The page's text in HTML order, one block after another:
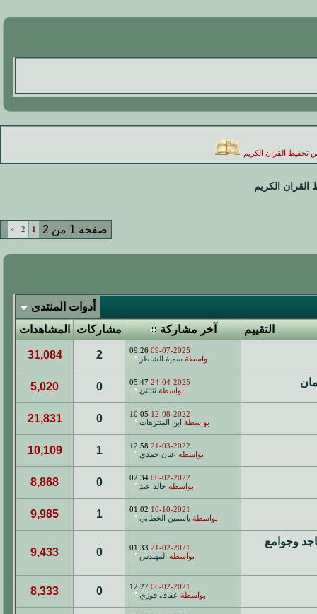
تحفيظ القران الكريم
الكريم
صفحة 1 من 2 1
2
>
أدوات المنتدى
التقييم
آخر مشاركة مشاركات المشاهدات
09-07-2025
09:26
بواسطة سمية الشاطر 2
31,084
24-04-2025
05:47
بواسطة ئئئئئئ 0
5,020
12-08-2022
10:05
بواسطة
ابن المنتزهات 0
21,831
21-03-2022
12:58
بواسطة عنان حمدي 1
10,109
06-02-2022
02:34
بواسطة خالد عبد 0
8,868
10-10-2021
01:02
بواسطة ياسمين الخطابي 1
9,985
وجوامع
21-02-2021
01:33
بواسطة
المهندس 0
9,433
06-02-2021
12:27
بواسطة عفاف فوزي 0
8,333